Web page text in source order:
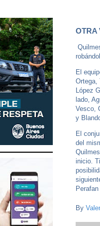
OTRA
El
Ortega,
López
lado,
Vesco,
y
El
del
inicio.
By